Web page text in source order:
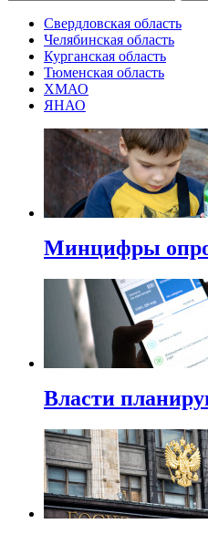
Свердловская область
Челябинская область
Курганская область
Тюменская область
ХМАО
ЯНАО
Минцифры
Власти